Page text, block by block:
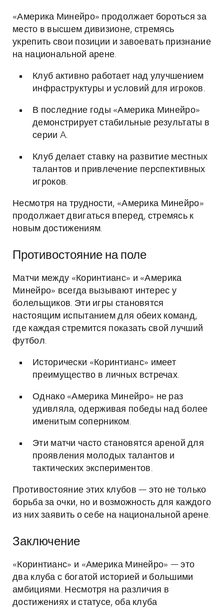
«Америка Минейро» продолжает бороться за
место в высшем дивизионе, стремясь
укрепить свои позиции и завоевать признание
на национальной арене.
Клуб активно работает над улучшением
инфраструктуры и условий для игроков.
В последние годы «Америка Минейро»
демонстрирует стабильные результаты в
серии A.
Клуб делает ставку на развитие местных
талантов и привлечение перспективных
игроков.
Несмотря на трудности, «Америка Минейро»
продолжает двигаться вперед, стремясь к
новым достижениям.
Противостояние на поле
Матчи между «Коринтианс» и «Америка
Минейро» всегда вызывают интерес у
болельщиков. Эти игры становятся
настоящим испытанием для обеих команд,
где каждая стремится показать свой лучший
футбол.
Исторически «Коринтианс» имеет
преимущество в личных встречах.
Однако «Америка Минейро» не раз
удивляла, одерживая победы над более
именитым соперником.
Эти матчи часто становятся ареной для
проявления молодых талантов и
тактических экспериментов.
Противостояние этих клубов — это не только
борьба за очки, но и возможность для каждого
из них заявить о себе на национальной арене.
Заключение
«Коринтианс» и «Америка Минейро» — это
два клуба с богатой историей и большими
амбициями. Несмотря на различия в
достижениях и статусе, оба клуба